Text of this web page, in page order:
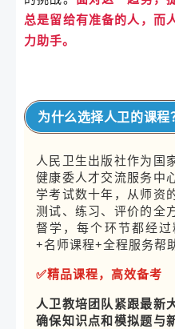
总是留给有准备的人， 而
力助手。
为什么选择人卫的课程
人民卫生出版社作为国
健康委人才交流服务中
学考试数十年， 从师资
测试、练习、评价的全
督学，每个环节都经过
+名师课程+全程服务帮
✅精品课程，高效备考
人卫教培团队紧跟最新
确保知识点和模拟题与